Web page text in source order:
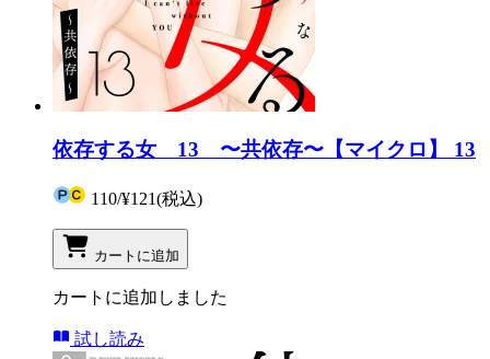
依存する女 13 〜共依存〜【マイクロ】 13
110/¥121(税込)
カートに追加
カートに追加しました
試し読み